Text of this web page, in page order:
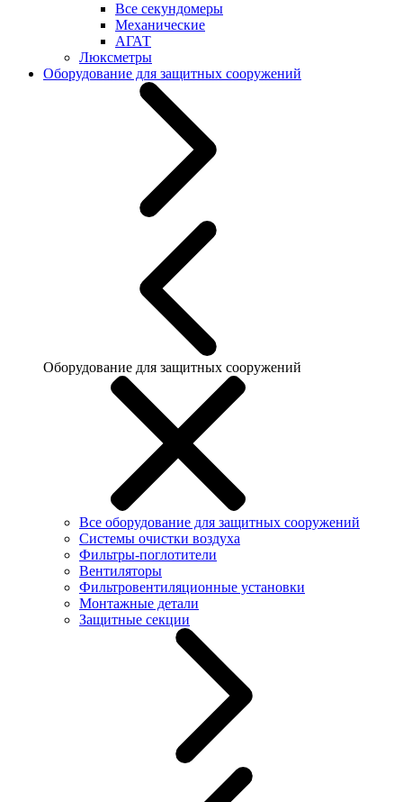
Все секундомеры
Механические
АГАТ
Люксметры
Оборудование для защитных сооружений
Оборудование для защитных сооружений
Все оборудование для защитных сооружений
Системы очистки воздуха
Фильтры-поглотители
Вентиляторы
Фильтровентиляционные установки
Монтажные детали
Защитные секции